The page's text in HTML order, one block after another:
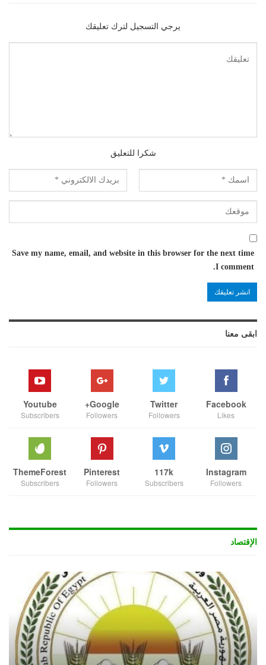
يرجي التسجيل لترك تعليقك
شكرا للتعليق
Save my name, email, and website in this browser for the next time
I comment.
ابقى معنا
Facebook
Likes
Twitter
Followers
Google+
Followers
Youtube
Subscribers
Instagram
Followers
117k
Subscribers
Pinterest
Followers
ThemeForest
Subscribers
الإقتصاد